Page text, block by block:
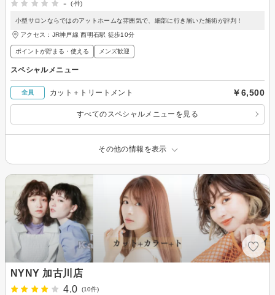
-
(-件)
小型サロンならではのアットホームな雰囲気で、細部に行き届いた施術が評判！
アクセス：JR神戸線 西明石駅 徒歩10分
ポイントが貯まる・使える メンズ歓迎
スペシャルメニュー
全員 カット＋トリートメント ￥6,500
すべてのスペシャルメニューを見る
その他の情報を表示
NYNY 加古川店
4.0
(10件)